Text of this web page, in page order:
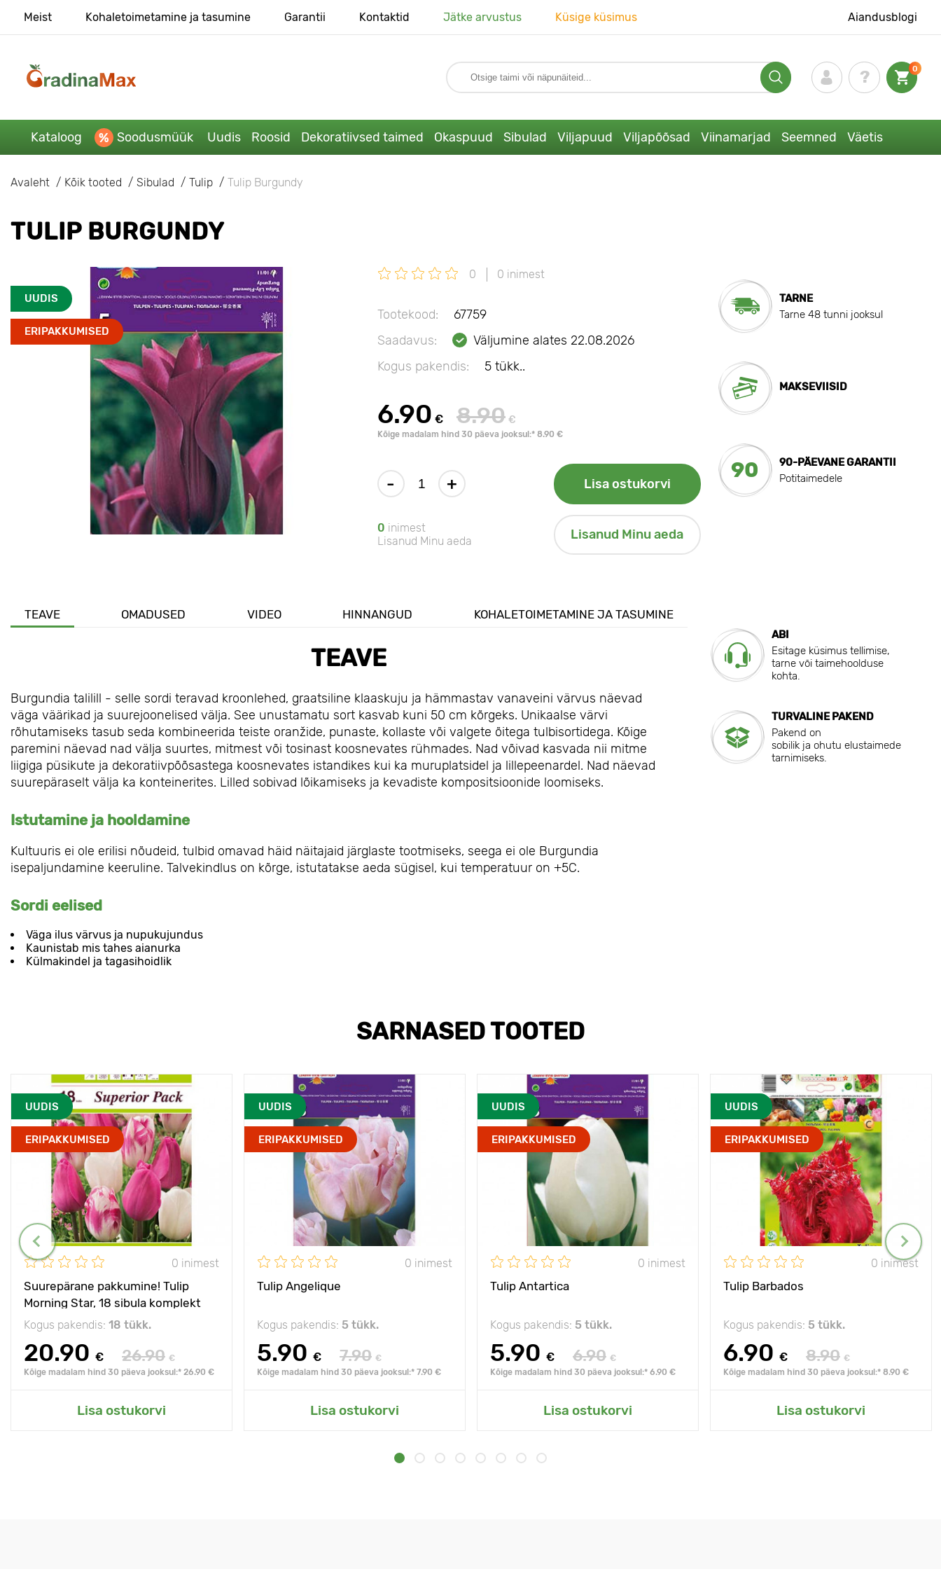
Meist Kohaletoimetamine ja tasumine Garantii Kontaktid Jätke arvustus Küsige küsimus Aiandusblogi
0
Kataloog Soodusmüük Uudis Roosid Dekoratiivsed taimed Okaspuud Sibulad Viljapuud Viljapõõsad Viinamarjad Seemned Väetis
Avaleht Kõik tooted Sibulad Tulip Tulip Burgundy
TULIP BURGUNDY
UUDIS
ERIPAKKUMISED
0 0 inimest
Tootekood:
67759
Saadavus:
Väljumine alates 22.08.2026
Kogus pakendis:
5 tükk..
6.90 € 8.90 €
Kõige madalam hind 30 päeva jooksul:* 8.90 €
- + Lisa ostukorvi
0 inimest
Lisanud Minu aeda
Lisanud Minu aeda
TARNE
Tarne 48 tunni jooksul
MAKSEVIISID
90
90-PÄEVANE GARANTII
Potitaimedele
TEAVE OMADUSED VIDEO HINNANGUD KOHALETOIMETAMINE JA TASUMINE
TEAVE
Burgundia talilill - selle sordi teravad kroonlehed, graatsiline klaaskuju ja hämmastav vanaveini värvus näevad
väga väärikad ja suurejoonelised välja. See unustamatu sort kasvab kuni 50 cm kõrgeks. Unikaalse värvi
rõhutamiseks tasub seda kombineerida teiste oranžide, punaste, kollaste või valgete õitega tulbisortidega. Kõige
paremini näevad nad välja suurtes, mitmest või tosinast koosnevates rühmades. Nad võivad kasvada nii mitme
liigiga püsikute ja dekoratiivpõõsastega koosnevates istandikes kui ka muruplatsidel ja lillepeenardel. Nad näevad
suurepäraselt välja ka konteinerites. Lilled sobivad lõikamiseks ja kevadiste kompositsioonide loomiseks.
Istutamine ja hooldamine
Kultuuris ei ole erilisi nõudeid, tulbid omavad häid näitajaid järglaste tootmiseks, seega ei ole Burgundia
isepaljundamine keeruline. Talvekindlus on kõrge, istutatakse aeda sügisel, kui temperatuur on +5C.
Sordi eelised
Väga ilus värvus ja nupukujundus
Kaunistab mis tahes aianurka
Külmakindel ja tagasihoidlik
ABI
Esitage küsimus tellimise,
tarne või taimehoolduse
kohta.
TURVALINE PAKEND
Pakend on
sobilik ja ohutu elustaimede
tarnimiseks.
SARNASED TOOTED
UUDIS
ERIPAKKUMISED
0 inimest
Suurepärane pakkumine! Tulip
Morning Star, 18 sibula komplekt
Kogus pakendis: 18 tükk.
20.90 € 26.90 €
Kõige madalam hind 30 päeva jooksul:* 26.90 €
Lisa ostukorvi
UUDIS
ERIPAKKUMISED
0 inimest
Tulip Angelique
Kogus pakendis: 5 tükk.
5.90 € 7.90 €
Kõige madalam hind 30 päeva jooksul:* 7.90 €
Lisa ostukorvi
UUDIS
ERIPAKKUMISED
0 inimest
Tulip Antartica
Kogus pakendis: 5 tükk.
5.90 € 6.90 €
Kõige madalam hind 30 päeva jooksul:* 6.90 €
Lisa ostukorvi
UUDIS
ERIPAKKUMISED
0 inimest
Tulip Barbados
Kogus pakendis: 5 tükk.
6.90 € 8.90 €
Kõige madalam hind 30 päeva jooksul:* 8.90 €
Lisa ostukorvi